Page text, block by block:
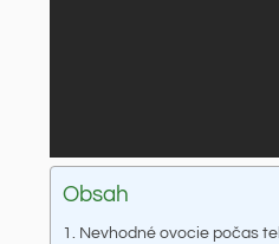
Obsah
Nevhodné ovocie počas